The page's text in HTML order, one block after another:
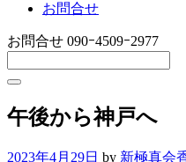
お問合せ
お問合せ 090ｰ4509ｰ2977
午後から神戸へ
2023年4月29日 by 新極真会